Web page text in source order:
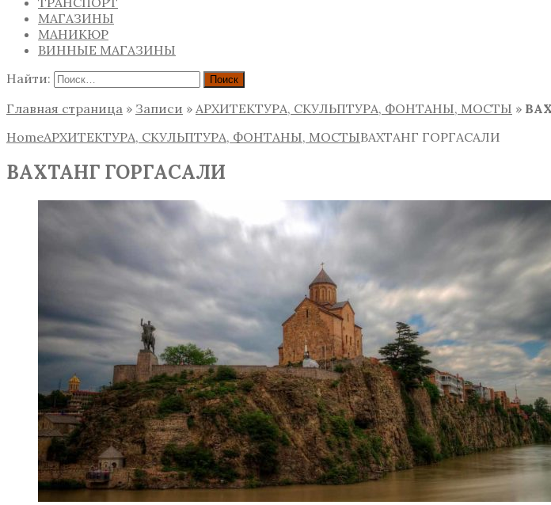
МАГАЗИНЫ
МАНИКЮР
ВИННЫЕ МАГАЗИНЫ
Найти:
Главная страница » Записи » АРХИТЕКТУРА, СКУЛЬПТУРА, ФОНТАНЫ, МОСТЫ »
HomeАРХИТЕКТУРА, СКУЛЬПТУРА, ФОНТАНЫ, МОСТЫВАХТАНГ ГОРГАСАЛИ
ВАХТАНГ ГОРГАСАЛИ